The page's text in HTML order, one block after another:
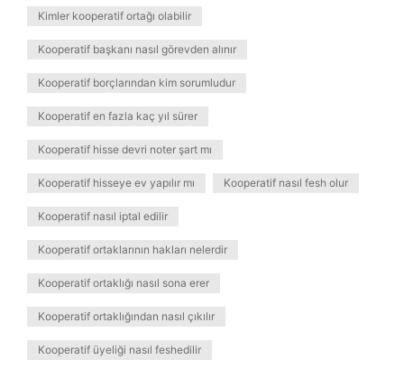
Kimler kooperatif ortağı olabilir
Kooperatif başkanı nasıl görevden alınır
Kooperatif borçlarından kim sorumludur
Kooperatif en fazla kaç yıl sürer
Kooperatif hisse devri noter şart mı
Kooperatif hisseye ev yapılır mı Kooperatif nasıl fesh olur
Kooperatif nasıl iptal edilir
Kooperatif ortaklarının hakları nelerdir
Kooperatif ortaklığı nasıl sona erer
Kooperatif ortaklığından nasıl çıkılır
Kooperatif üyeliği nasıl feshedilir